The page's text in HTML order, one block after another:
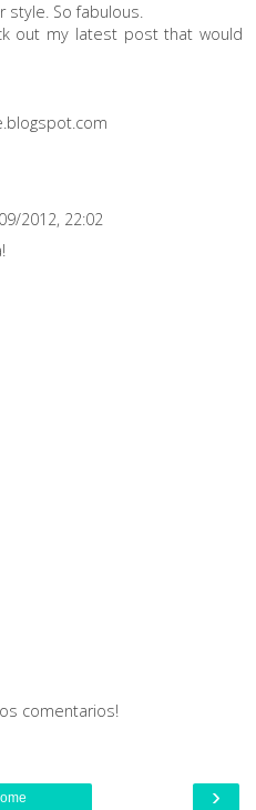
style. So fabulous.
out my latest post that would
2012, 22:02
comentarios!
›